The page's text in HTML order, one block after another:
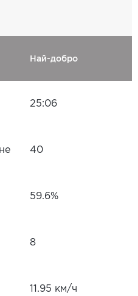
Най-добро
25:06
40
59.6%
8
11.95 км/ч